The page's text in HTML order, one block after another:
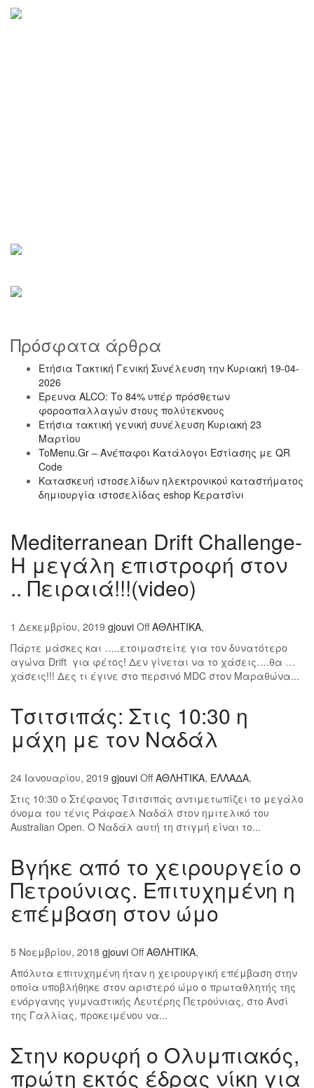
Πρόσφατα άρθρα
Ετήσια Τακτική Γενική Συνέλευση την Κυριακή 19-04-
2026
Έρευνα ALCO: Το 84% υπέρ πρόσθετων
φοροαπαλλαγών στους πολύτεκνους
Ετήσια τακτική γενική συνέλευση Κυριακή 23
Μαρτίου
ToMenu.Gr – Ανέπαφοι Κατάλογοι Εστίασης με QR
Code
Κατασκευή ιστοσελίδων ηλεκτρονικού καταστήματος
δημιουργία ιστοσελίδας eshop Κερατσίνι
Mediterranean Drift Challenge-
Η μεγάλη επιστροφή στον
.. Πειραιά!!!(video)
1 Δεκεμβρίου, 2019 gjouvi Off ΑΘΛΗΤΙΚΑ,
Πάρτε μάσκες και …..ετοιμαστείτε για τον δυνατότερο
αγώνα Drift για φέτος! Δεν γίνεται να το χάσεις….θα …
χάσεις!!! Δες τι έγινε στο περσινό MDC στον Μαραθώνα...
Τσιτσιπάς: Στις 10:30 η
μάχη με τον Ναδάλ
24 Ιανουαρίου, 2019 gjouvi Off ΑΘΛΗΤΙΚΑ, ΕΛΛΑΔΑ,
Στις 10:30 ο Στέφανος Τσιτσιπάς αντιμετωπίζει το μεγάλο
όνομα του τένις Ράφαελ Ναδάλ στον ημιτελικό του
Australian Open. Ο Ναδάλ αυτή τη στιγμή είναι το...
Βγήκε από το χειρουργείο ο
Πετρούνιας. Επιτυχημένη η
επέμβαση στον ώμο
5 Νοεμβρίου, 2018 gjouvi Off ΑΘΛΗΤΙΚΑ,
Απόλυτα επιτυχημένη ήταν η χειρουργική επέμβαση στην
οποία υποβλήθηκε στον αριστερό ώμο ο πρωταθλητής της
ενόργανης γυμναστικής Λευτέρης Πετρούνιας, στο Ανσί
της Γαλλίας, προκειμένου να...
Στην κορυφή ο Ολυμπιακός,
πρώτη εκτός έδρας νίκη για